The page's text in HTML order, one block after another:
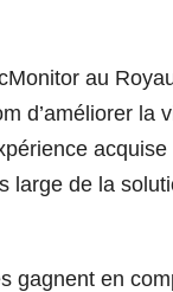
au
d’améliorer la
de la
gagnent en